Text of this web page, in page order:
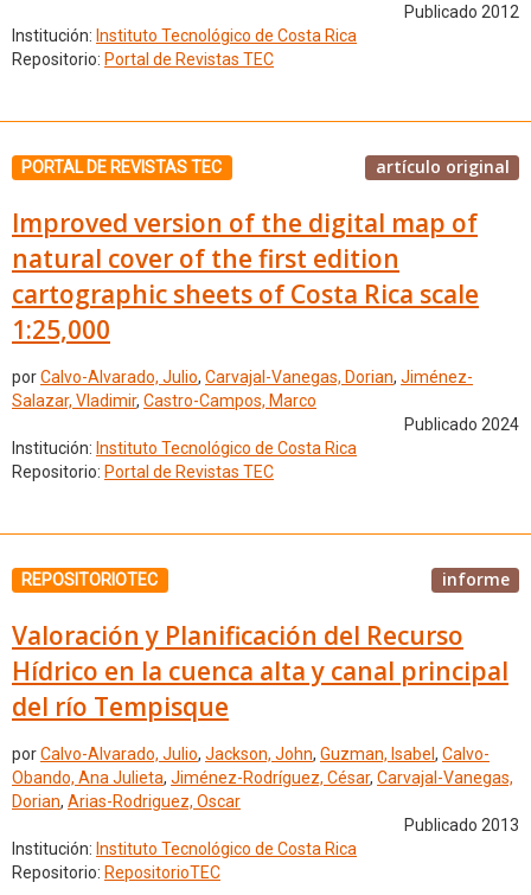
Publicado 2012
Institución: Instituto Tecnológico de Costa Rica
Repositorio: Portal de Revistas TEC
PORTAL DE REVISTAS TEC artículo original
Improved version of the digital map of
natural cover of the first edition
cartographic sheets of Costa Rica scale
1:25,000
porCalvo-Alvarado, Julio, Carvajal-Vanegas, Dorian, Jiménez-
Salazar, Vladimir, Castro-Campos, Marco
Publicado 2024
Institución: Instituto Tecnológico de Costa Rica
Repositorio: Portal de Revistas TEC
REPOSITORIOTEC informe
Valoración y Planificación del Recurso
Hídrico en la cuenca alta y canal principal
del río Tempisque
porCalvo-Alvarado, Julio, Jackson, John, Guzman, Isabel , Calvo-
Obando, Ana Julieta, Jiménez-Rodríguez, César, Carvajal-Vanegas,
Dorian, Arias-Rodriguez, Oscar
Publicado 2013
Institución: Instituto Tecnológico de Costa Rica
Repositorio: RepositorioTEC